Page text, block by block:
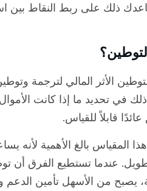
ذلك على ربط النقاط بين
الأثر المالي لترجمة
في تحديد ما إذا كانت
قابلاً للقياس.
المقياس بالغ الأهمية لأنه
عندما تستطيع الفرق أن
يصبح من الأسهل تأمين الدعم